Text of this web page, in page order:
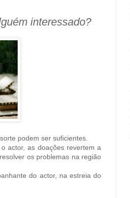
interessado?
podem ser suficientes.
actor, as doações revertem a
os problemas na região
do actor, na estreia do